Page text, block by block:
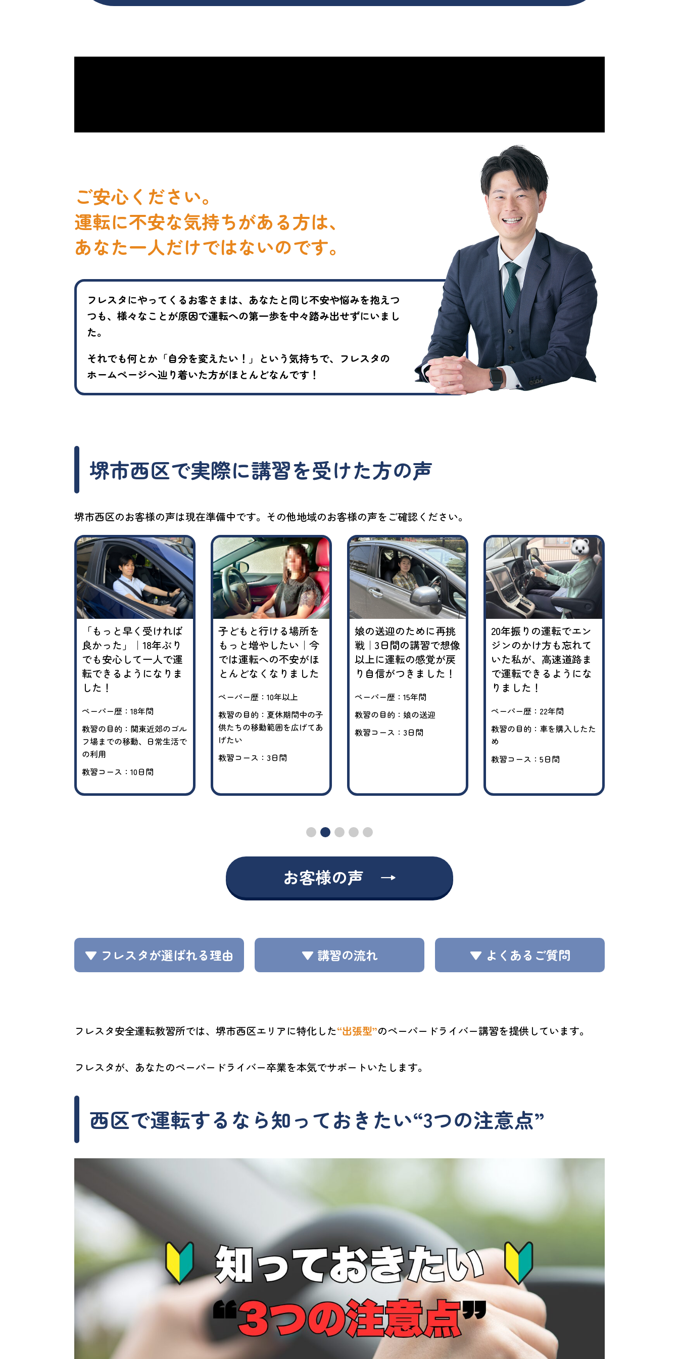
ご安心ください。
運転に不安な気持ちがある方は、
あなた一人だけではないのです。
フレスタにやってくるお客さまは、あなたと同じ不安や悩みを抱えつ
つも、様々なことが原因で運転への第一歩を中々踏み出せずにいまし
た。
それでも何とか「自分を変えたい！」という気持ちで、フレスタの
ホームページへ辿り着いた方がほとんどなんです！
堺市西区で実際に講習を受けた方の声
堺市西区のお客様の声は現在準備中です。その他地域のお客様の声をご確認ください。
「もっと早く受ければ
良かった」｜18年ぶり
でも安心して一人で運
転できるようになりま
した！
ペーパー歴：18年間
教習の目的：関東近郊のゴル
フ場までの移動、日常生活で
の利用
教習コース：10日間
子どもと行ける場所を
もっと増やしたい｜今
では運転への不安がほ
とんどなくなりました
ペーパー歴：10年以上
教習の目的：夏休期間中の子
供たちの移動範囲を広げてあ
げたい
教習コース：3日間
娘の送迎のために再挑
戦｜3日間の講習で想像
以上に運転の感覚が戻
り自信がつきました！
ペーパー歴：15年間
教習の目的：娘の送迎
教習コース：3日間
20年振りの運転でエン
ジンのかけ方も忘れて
いた私が、高速道路ま
で運転できるようにな
りました！
ペーパー歴：22年間
教習の目的：車を購入したた
め
教習コース：5日間
お客様の声 →
▼ フレスタが選ばれる理由 ▼ 講習の流れ ▼ よくあるご質問
フレスタ安全運転教習所では、堺市西区エリアに特化した“出張型”のペーパードライバー講習を提供しています。
フレスタが、あなたのペーパードライバー卒業を本気でサポートいたします。
西区で運転するなら知っておきたい“3つの注意点”